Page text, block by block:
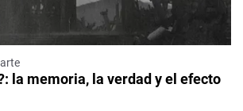
la memoria, la verdad y el efecto